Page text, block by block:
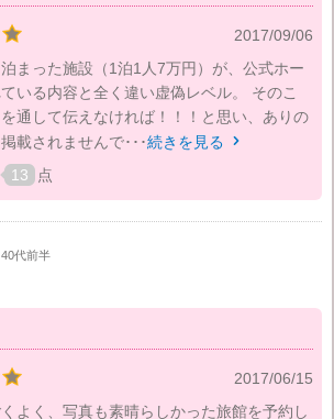
2017/09/06
まった施設（1泊1人7万円）が、公式ホー
いる内容と全く違い虚偽レベル。 そのこ
通して伝えなければ！！！と思い、ありの
載されませんで･･･続きを見る 
13 点
40代前半
2017/06/15
よく、写真も素晴らしかった旅館を予約し